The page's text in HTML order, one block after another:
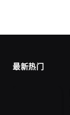
最新热门